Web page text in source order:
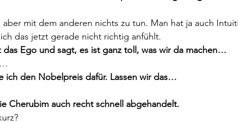
aber mit dem anderen nichts zu tun. Man hat ja auch
das jetzt gerade nicht richtig anfühlt.
Ego und sagt, es ist ganz toll, was wir da machen…
ich den Nobelpreis dafür. Lassen wir das…
Cherubim auch recht schnell abgehandelt.